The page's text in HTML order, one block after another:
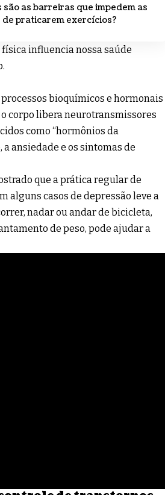
são as barreiras que impedem as
de praticarem exercícios?
influencia nossa saúde
bioquímicos e hormonais
corpo libera neurotransmissores
como “hormônios da
ansiedade e os sintomas de
que a prática regular de
alguns casos de depressão leve a
nadar ou andar de bicicleta,
de peso, pode ajudar a